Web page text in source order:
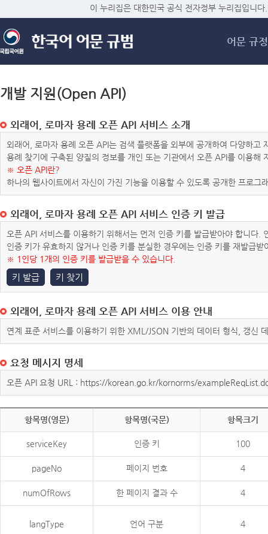
메
이 누리집은 대한민국 공식 전자정부 누리집입니다.
어문 규정
개발 지원(Open API)
외래어, 로마자 용례 오픈 API 서비스 소개
외래어, 로마자 용례 오픈 API는 검색 플랫폼을 외부에 공개하여 다양하
용례 찾기에 구축된 양질의 정보를 개인 또는 기관에서 오픈 API를 이용해
※ 오픈 API란?
하나의 웹사이트에서 자신이 가진 기능을 이용할 수 있도록 공개한 프로그
외래어, 로마자 용례 오픈 API 서비스 인증 키 발급
오픈 API 서비스를 이용하기 위해서는 먼저 인증 키를 발급받아야 합니다
인증 키가 유효하지 않거나 인증 키를 분실한 경우에는 인증 키를 재발급받
※ 1인당 1개의 인증 키를 발급받을 수 있습니다.
키 발급 키 찾기
외래어, 로마자 용례 오픈 API 서비스 이용 안내
연계 표준 서비스를 이용하기 위한 XML/JSON 기반의 데이터 형식, 갱신
요청 메시지 명세
오픈 API 요청 URL : https://korean.go.kr/kornorms/
항목명(영문) 항목명(국문) 항목크기
serviceKey 인증 키 100
pageNo 페이지 번호 4
numOfRows 한 페이지 결과 수 4
langType 언어 구분 4